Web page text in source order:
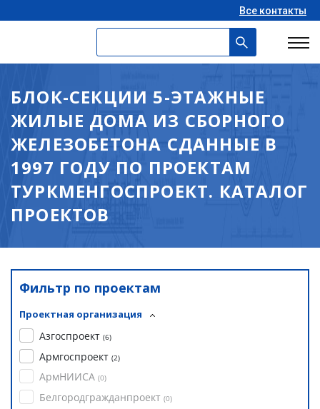
Все контакты
БЛОК-СЕКЦИИ 5-ЭТАЖНЫЕ
ЖИЛЫЕ ДОМА ИЗ СБОРНОГО
ЖЕЛЕЗОБЕТОНА СДАННЫЕ В
1997 ГОДУ ПО ПРОЕКТАМ
ТУРКМЕНГОСПРОЕКТ. КАТАЛОГ
ПРОЕКТОВ
Фильтр по проектам
Проектная организация
Азгоспроект (6)
Армгоспроект (2)
АрмНИИСА (0)
Белгородгражданпроект (0)